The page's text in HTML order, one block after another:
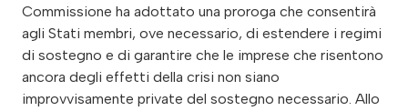
Commissione ha adottato una proroga che consentirà
agli Stati membri, ove necessario, di estendere i regimi
di sostegno e di garantire che le imprese che risentono
ancora degli effetti della crisi non siano
improvvisamente private del sostegno necessario. Allo